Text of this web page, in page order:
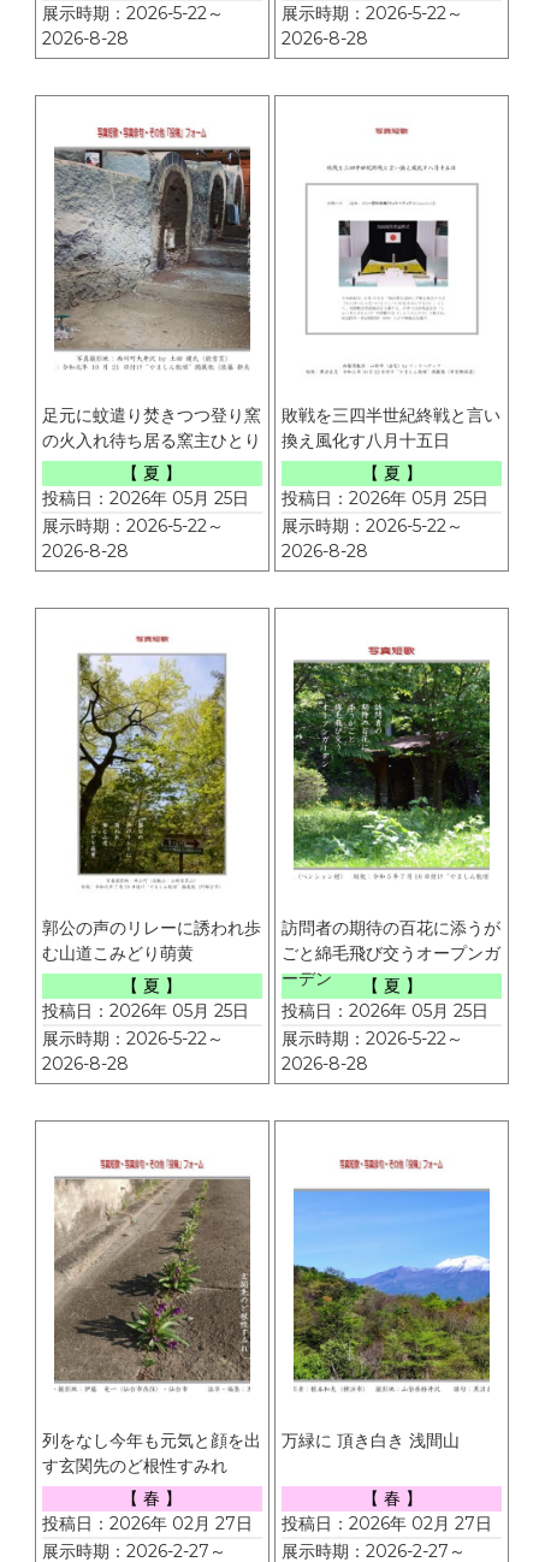
展示時期：2026-5-22～
2026-8-28
展示時期：2026-5-22～
2026-8-28
足元に蚊遣り焚きつつ登り窯
の火入れ待ち居る窯主ひとり
【 夏 】
投稿日：2026年 05月 25日
展示時期：2026-5-22～
2026-8-28
敗戦を三四半世紀終戦と言い
換え風化す八月十五日
【 夏 】
投稿日：2026年 05月 25日
展示時期：2026-5-22～
2026-8-28
郭公の声のリレーに誘われ歩
む山道こみどり萌黄
【 夏 】
投稿日：2026年 05月 25日
展示時期：2026-5-22～
2026-8-28
訪問者の期待の百花に添うが
ごと綿毛飛び交うオープンガ
ーデン
【 夏 】
投稿日：2026年 05月 25日
展示時期：2026-5-22～
2026-8-28
列をなし今年も元気と顔を出
す玄関先のど根性すみれ
【 春 】
投稿日：2026年 02月 27日
展示時期：2026-2-27～
万緑に 頂き白き 浅間山
【 春 】
投稿日：2026年 02月 27日
展示時期：2026-2-27～